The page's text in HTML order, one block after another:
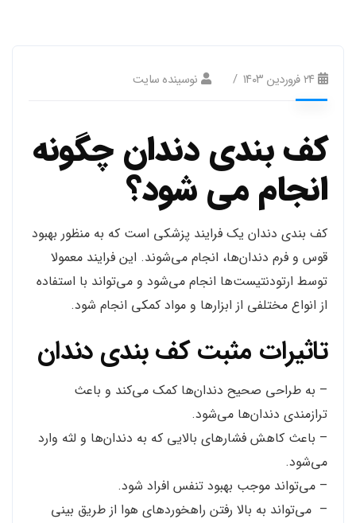
۲۴ فروردین ۱۴۰۳ نوسینده سایت
کف بندی دندان چگونه
انجام می شود؟
کف بندی دندان یک فرایند پزشکی است که به منظور بهبود
قوس و فرم دندان‌ها، انجام می‌شوند. این فرایند معمولا
توسط ارتودنتیست‌ها انجام می‌شود و می‌تواند با استفاده
از انواع مختلفی از ابزارها و مواد کمکی انجام شود.
تاثیرات مثبت کف بندی دندان
– به طراحی صحیح دندان‌ها کمک می‌کند و باعث
ترازمندی دندان‌ها می‌شود.
– باعث کاهش فشارهای بالایی که به دندان‌ها و لثه وارد
می‌شود.
– می‌تواند موجب بهبود تنفس افراد شود.
– می‌تواند به بالا رفتن راهخوردهای هوا از طریق بینی